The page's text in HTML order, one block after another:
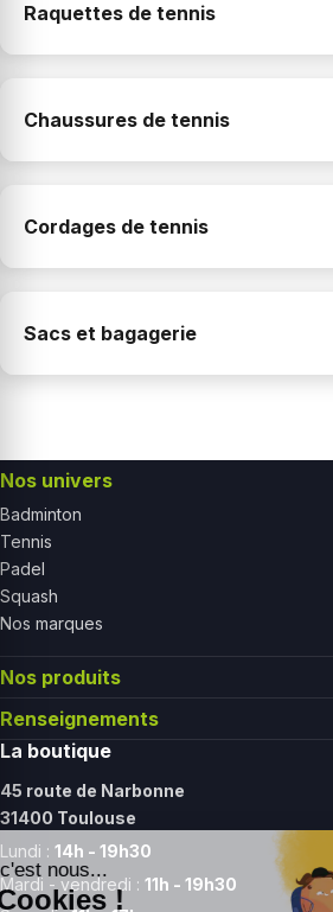
Raquettes de tennis
Chaussures de tennis
Cordages de tennis
Sacs et bagagerie
Nos univers
Badminton
Tennis
Padel
Squash
Nos marques
Nos produits
Renseignements
La boutique
45 route de Narbonne
31400 Toulouse
Lundi : 14h - 19h30
Mardi - vendredi : 11h - 19h30